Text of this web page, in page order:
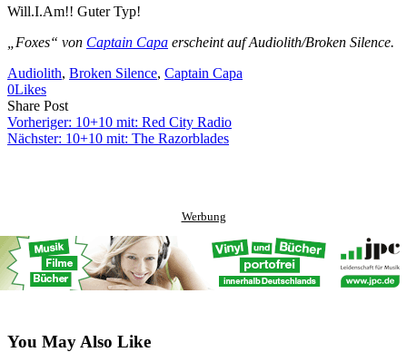
Will.I.Am!! Guter Typ!
„Foxes“ von Captain Capa erscheint auf Audiolith/Broken Silence.
Audiolith, Broken Silence, Captain Capa
0Likes
Share PostShare
on
Facebook
Copy
URL
to
Send
Link
via
Vorheriger: 10+10 mit: Red City Radio
Nächster: 10+10 mit: The Razorblades
Werbung
You May Also Like